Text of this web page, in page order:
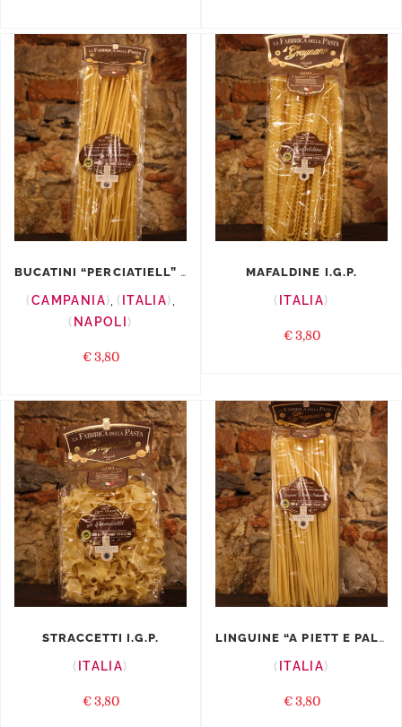
BUCATINI “PERCIATIELL” ...
CAMPANIA
ITALIA
NAPOLI
€ 3,80
MAFALDINE I.G.P.
ITALIA
€ 3,80
STRACCETTI I.G.P.
ITALIA
€ 3,80
LINGUINE “A PIETT E PALUMM...
ITALIA
€ 3,80